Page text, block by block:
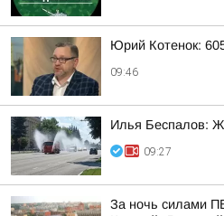
Юрий Котенок:
09:46
Илья Беспалов:
09:27
За ночь силами